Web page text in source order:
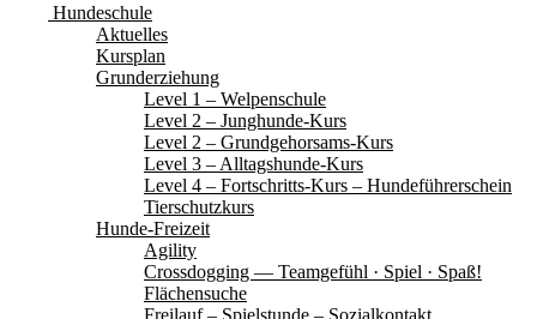
Hundeschule
Aktuelles
Kursplan
Grunderziehung
Level 1 – Welpenschule
Level 2 – Junghunde-Kurs
Level 2 – Grundgehorsams-Kurs
Level 3 – Alltagshunde-Kurs
Level 4 – Fortschritts-Kurs – Hundeführerschein
Tierschutzkurs
Hunde-Freizeit
Agility
Crossdogging — Teamgefühl · Spiel · Spaß!
Flächensuche
Freilauf – Spielstunde – Sozialkontakt